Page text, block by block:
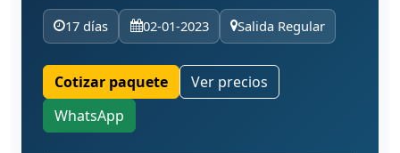
17 días 02-01-2023 Salida Regular
Cotizar paquete
Ver precios
WhatsApp